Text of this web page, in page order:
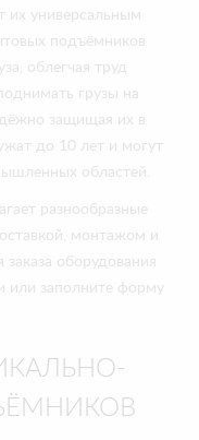
их универсальным
подъёмников
облегчая труд
грузы на
защищая их в
до 10 лет и могут
областей.
разнообразные
монтажом и
оборудования
или заполните форму